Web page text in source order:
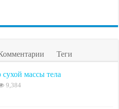
Теги
сухой массы тела
9,384